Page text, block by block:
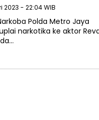
2023 - 22:04 WIB
Polda Metro Jaya
narkotika ke aktor